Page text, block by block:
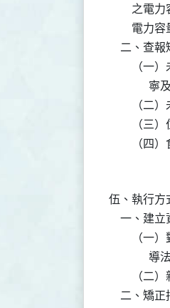
之
電
二、查
（
（
（
伍、執行方
一、建
（
（
二、矯